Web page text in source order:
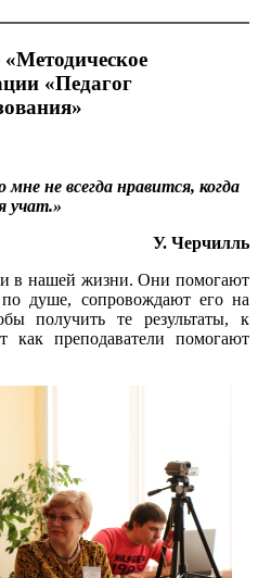
«Педагог
мне не всегда нравится, когда
учат.»
У. Черчилль
в нашей жизни. Они помогают
душе, сопровождают его на
получить те результаты, к
преподаватели помогают